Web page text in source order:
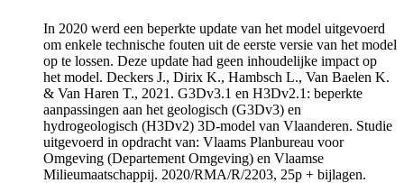
In 2020 werd een beperkte update van het model uitgevoerd
om enkele technische fouten uit de eerste versie van het model
op te lossen. Deze update had geen inhoudelijke impact op
het model. Deckers J., Dirix K., Hambsch L., Van Baelen K.
& Van Haren T., 2021. G3Dv3.1 en H3Dv2.1: beperkte
aanpassingen aan het geologisch (G3Dv3) en
hydrogeologisch (H3Dv2) 3D-model van Vlaanderen. Studie
uitgevoerd in opdracht van: Vlaams Planbureau voor
Omgeving (Departement Omgeving) en Vlaamse
Milieumaatschappij. 2020/RMA/R/2203, 25p + bijlagen.